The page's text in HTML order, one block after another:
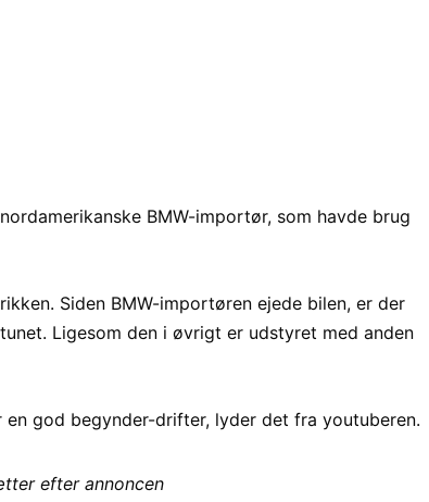
BMW-importør, som havde brug
Siden BMW-importøren ejede bilen, er der
Ligesom den i øvrigt er udstyret med anden
god begynder-drifter, lyder det fra youtuberen.
efter annoncen